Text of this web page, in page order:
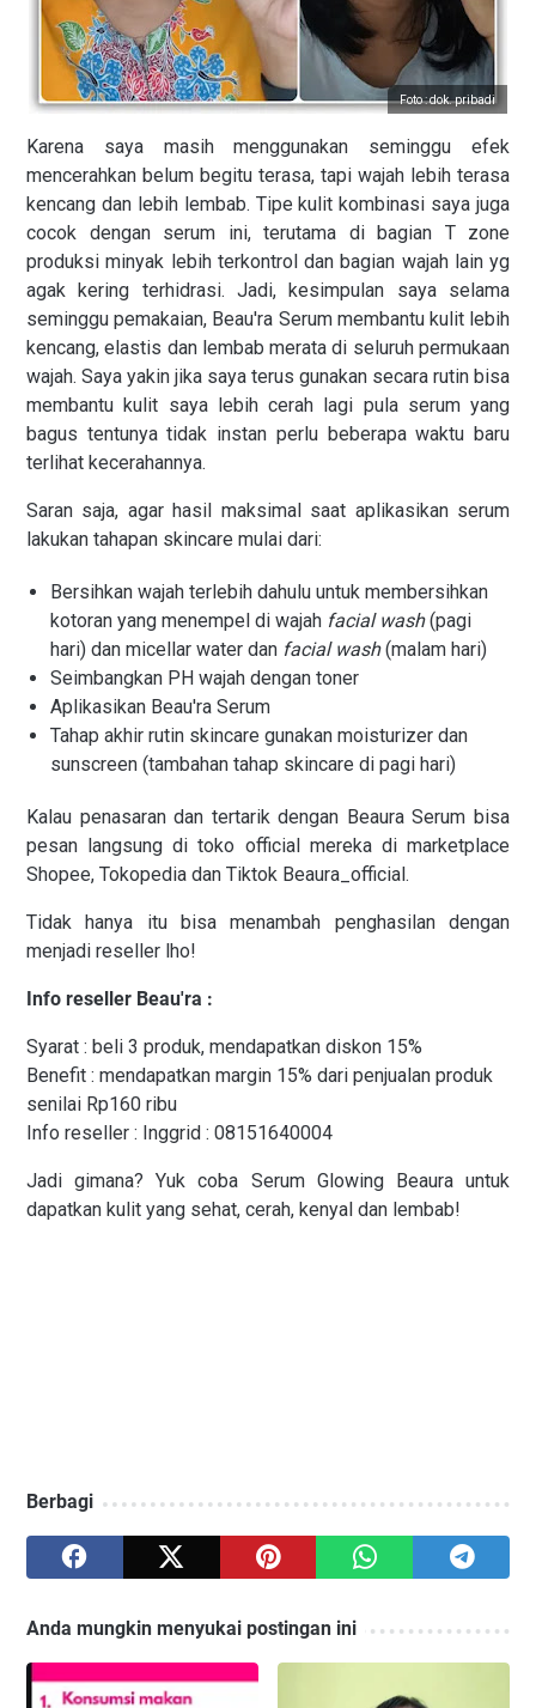
Foto : dok. pribadi
Karena saya masih menggunakan seminggu efek
mencerahkan belum begitu terasa, tapi wajah lebih terasa
kencang dan lebih lembab. Tipe kulit kombinasi saya juga
cocok dengan serum ini, terutama di bagian T zone
produksi minyak lebih terkontrol dan bagian wajah lain yg
agak kering terhidrasi. Jadi, kesimpulan saya selama
seminggu pemakaian, Beau'ra Serum membantu kulit lebih
kencang, elastis dan lembab merata di seluruh permukaan
wajah. Saya yakin jika saya terus gunakan secara rutin bisa
membantu kulit saya lebih cerah lagi pula serum yang
bagus tentunya tidak instan perlu beberapa waktu baru
terlihat kecerahannya.
Saran saja, agar hasil maksimal saat aplikasikan serum
lakukan tahapan skincare mulai dari:
Bersihkan wajah terlebih dahulu untuk membersihkan
kotoran yang menempel di wajah facial wash(pagi
hari) dan micellar water dan facial wash(malam hari)
Seimbangkan PH wajah dengan toner
Aplikasikan Beau'ra Serum
Tahap akhir rutin skincare gunakan moisturizer dan
sunscreen (tambahan tahap skincare di pagi hari)
Kalau penasaran dan tertarik dengan Beaura Serum bisa
pesan langsung di toko official mereka di marketplace
Shopee, Tokopedia dan Tiktok Beaura_official.
Tidak hanya itu bisa menambah penghasilan dengan
menjadi reseller lho!
Info reseller Beau'ra :
Syarat : beli 3 produk, mendapatkan diskon 15%
Benefit : mendapatkan margin 15% dari penjualan produk
senilai Rp160 ribu
Info reseller : Inggrid : 08151640004
Jadi gimana? Yuk coba Serum Glowing Beaura untuk
dapatkan kulit yang sehat, cerah, kenyal dan lembab!
Berbagi
Anda mungkin menyukai postingan ini